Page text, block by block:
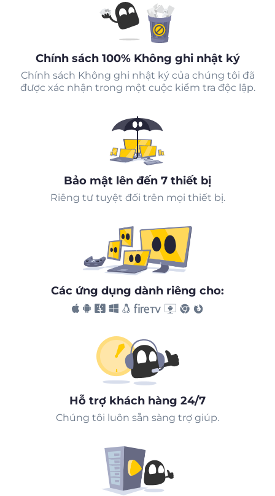
Chính sách 100% Không ghi nhật ký
Chính sách Không ghi nhật ký của chúng tôi đã
được xác nhận trong một cuộc kiểm tra độc lập.
Bảo mật lên đến 7 thiết bị
Riêng tư tuyệt đối trên mọi thiết bị.
Các ứng dụng dành riêng cho:
Hỗ trợ khách hàng 24/7
Chúng tôi luôn sẵn sàng trợ giúp.